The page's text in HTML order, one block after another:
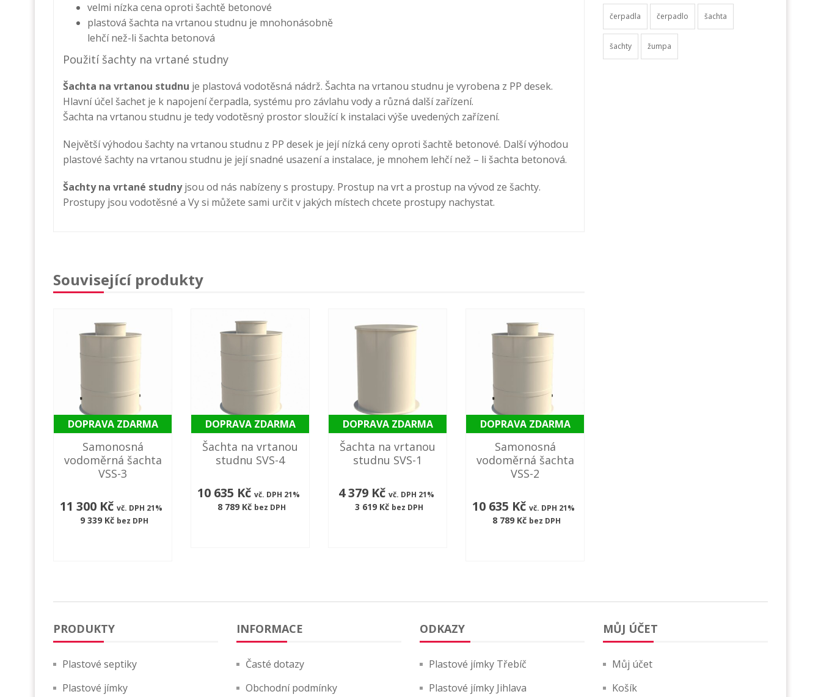
velmi nízka cena oproti šachtě betonové
plastová šachta na vrtanou studnu je mnohonásobně
lehčí než-li šachta betonová
Použití šachty na vrtané studny
Šachta na vrtanou studnu je plastová vodotěsná nádrž. Šachta na vrtanou studnu je vyrobena z PP desek.
Hlavní účel šachet je k napojení čerpadla, systému pro závlahu vody a různá další zařízení.
Šachta na vrtanou studnu je tedy vodotěsný prostor sloužící k instalaci výše uvedených zařízení.
Největší výhodou šachty na vrtanou studnu z PP desek je její nízká ceny oproti šachtě betonové. Další výhodou
plastové šachty na vrtanou studnu je její snadné usazení a instalace, je mnohem lehčí než – li šachta betonová.
Šachty na vrtané studnyjsou od nás nabízeny s prostupy. Prostup na vrt a prostup na vývod ze šachty.
Prostupy jsou vodotěsné a Vy si můžete sami určit v jakých místech chcete prostupy nachystat.
Související produkty
DOPRAVA ZDARMA
Samonosná
vodoměrná šachta
VSS-3
11 300 Kč vč. DPH 21%
9 339 Kč bez DPH
DOPRAVA ZDARMA
Šachta na vrtanou
studnu SVS-4
10 635 Kč vč. DPH 21%
8 789 Kč bez DPH
DOPRAVA ZDARMA
Šachta na vrtanou
studnu SVS-1
4 379 Kč vč. DPH 21%
3 619 Kč bez DPH
DOPRAVA ZDARMA
Samonosná
vodoměrná šachta
VSS-2
10 635 Kč vč. DPH 21%
8 789 Kč bez DPH
čerpadla čerpadlo šachta
šachty žumpa
PRODUKTY
Plastové septiky
Plastové jímky
INFORMACE
Časté dotazy
Obchodní podmínky
ODKAZY
Plastové jímky Třebíč
Plastové jímky Jihlava
MŮJ ÚČET
Můj účet
Košík